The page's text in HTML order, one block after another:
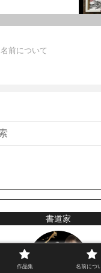
名前について
書道家
作品集 名前につ